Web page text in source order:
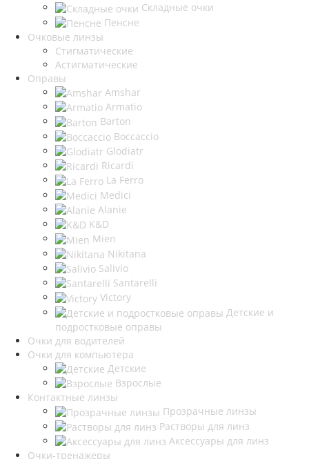
Складные очки
Пенсне
Очковые линзы
Стигматические
Астигматические
Оправы
Amshar
Armatio
Barton
Boccaccio
Glodiatr
Ricardi
La Ferro
Medici
Alanie
K&D
Mien
Nikitana
Salivio
Santarelli
Victory
Детские и
подростковые оправы
Очки для водителей
Очки для компьютера
Детские
Взрослые
Контактные линзы
Прозрачные линзы
Растворы для линз
Аксессуары для линз
Очки-тренажеры